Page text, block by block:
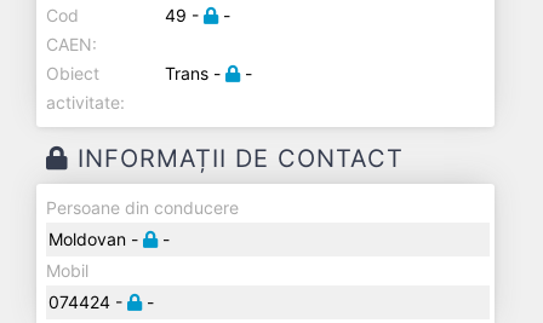
Cod
CAEN:
49 - -
Obiect
activitate:
Trans - -
INFORMAȚII DE CONTACT
Persoane din conducere
Moldovan -
-
Mobil
074424 -
-